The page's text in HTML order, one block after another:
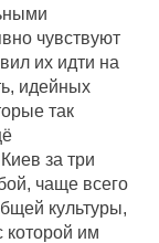
чувствуют
их идти на
идейных
так
за три
чаще всего
культуры,
которой им